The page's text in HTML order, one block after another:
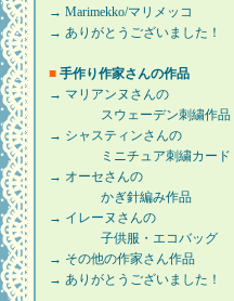
→ Marimekko/マリメッコ
→ ありがとうございました！
■ 手作り作家さんの作品
→ マリアンヌさんの
スウェーデン刺繍作品
→ シャスティンさんの
ミニチュア刺繍カード
→ オーセさんの
かぎ針編み作品
→ イレーヌさんの
子供服・エコバッグ
→ その他の作家さん作品
→ ありがとうございました！